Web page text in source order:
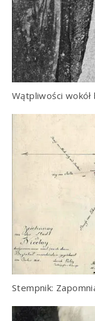
Wątpliwości
Stempnik: